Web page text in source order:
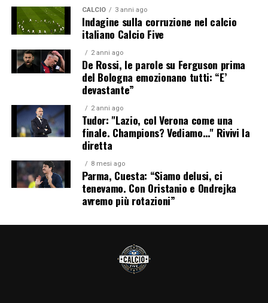
CALCIO 3 anni ago
Indagine sulla corruzione nel calcio
italiano Calcio Five
2 anni ago
De Rossi, le parole su Ferguson prima
del Bologna emozionano tutti: “E’
devastante”
2 anni ago
Tudor: "Lazio, col Verona come una
finale. Champions? Vediamo…" Rivivi la
diretta
8 mesi ago
Parma, Cuesta: “Siamo delusi, ci
tenevamo. Con Oristanio e Ondrejka
avremo più rotazioni”